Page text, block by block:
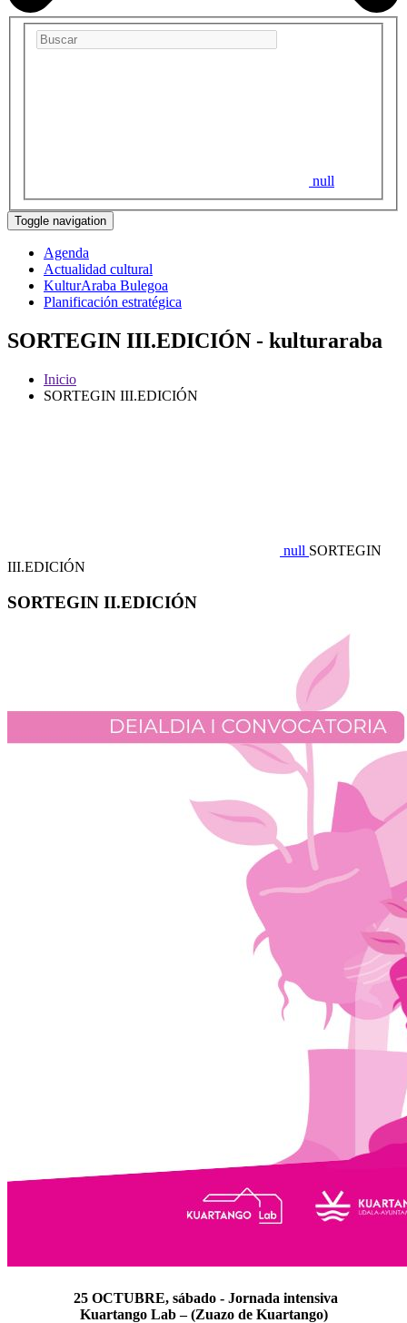
null
Toggle navigation
Agenda
Actualidad cultural
KulturAraba Bulegoa
Planificación estratégica
SORTEGIN III.EDICIÓN - kulturaraba
Inicio
SORTEGIN III.EDICIÓN
null SORTEGIN
III.EDICIÓN
SORTEGIN II.EDICIÓN
25 OCTUBRE, sábado - Jornada intensiva
Kuartango Lab – (Zuazo de Kuartango)